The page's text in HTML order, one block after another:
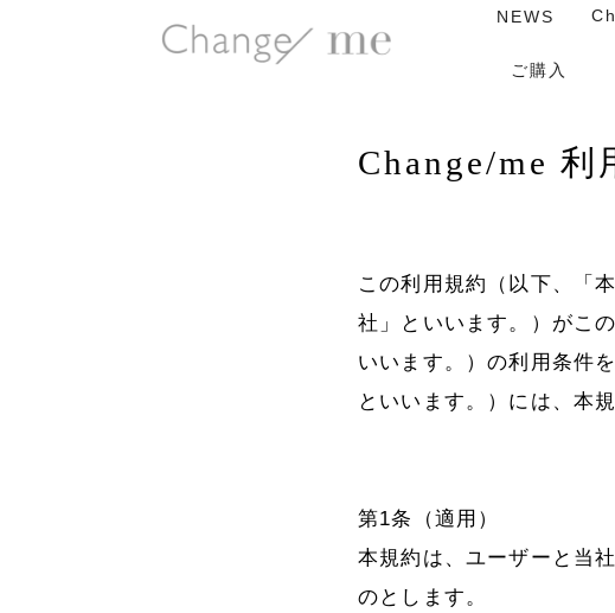
NEWS
ご購入
Change/me 利
この利用規約（以下、「
社」といいます。）がこ
いいます。）の利用条件
といいます。）には、本
第1条（適用）
本規約は、ユーザーと当
のとします。